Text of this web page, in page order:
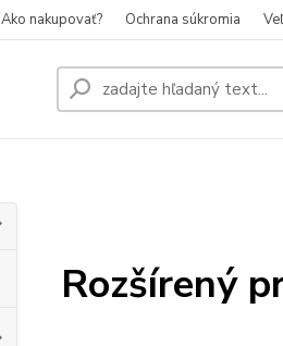
Ako nakupovať? Ochrana súkromia
Rozšírený